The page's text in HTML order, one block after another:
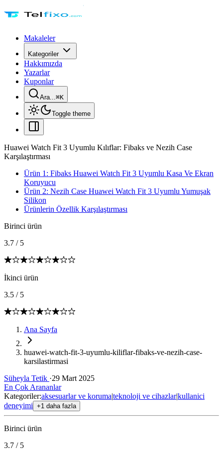
Makaleler
Kategoriler
Hakkımızda
Yazarlar
Kuponlar
Ara...⌘K
Toggle theme
Huawei Watch Fit 3 Uyumlu Kılıflar: Fibaks ve Nezih Case
Karşılaştırması
Ürün 1: Fibaks Huawei Watch Fit 3 Uyumlu Kasa Ve Ekran
Koruyucu
Ürün 2: Nezih Case Huawei Watch Fit 3 Uyumlu Yumuşak
Silikon
Ürünlerin Özellik Karşılaştırması
Birinci ürün
3.7 / 5
İkinci ürün
3.5 / 5
Ana Sayfa
huawei-watch-fit-3-uyumlu-kiliflar-fibaks-ve-nezih-case-
karsilastirmasi
Süheyla Tetik ·29 Mart 2025
En Çok Arananlar
Kategoriler:aksesuarlar ve koruma|teknoloji ve cihazlar|kullanici
deneyimi +1 daha fazla
Birinci ürün
3.7 / 5